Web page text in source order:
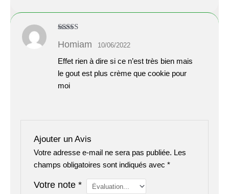
sur 5
Homiam 10/06/2022
Effet rien à dire si ce n’est très bien mais
le gout est plus crème que cookie pour
moi
Ajouter un Avis
Votre adresse e-mail ne sera pas publiée. Les
champs obligatoires sont indiqués avec*
Votre note*